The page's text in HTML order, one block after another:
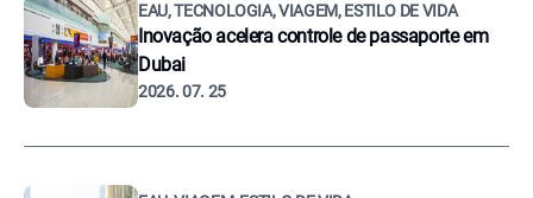
EAU, TECNOLOGIA, VIAGEM, ESTILO DE VIDA
Inovação acelera controle de passaporte em
Dubai
2026. 07. 25